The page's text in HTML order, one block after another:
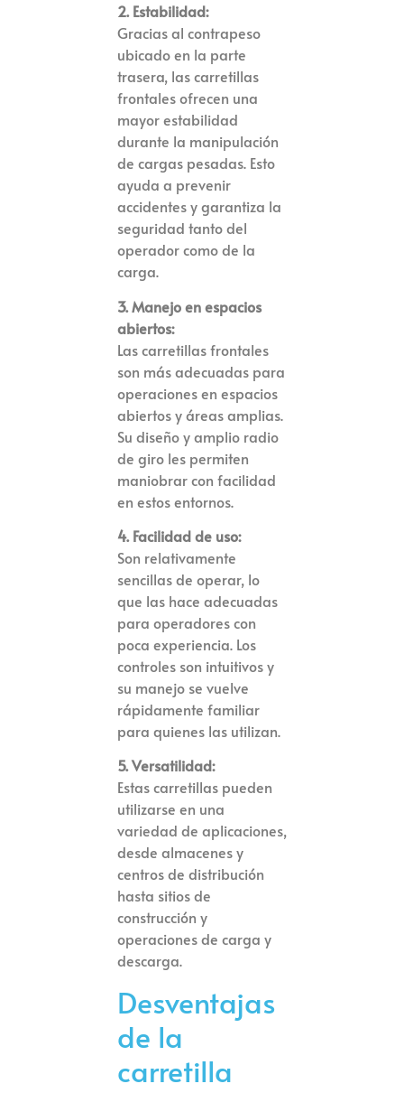
2. Estabilidad:
Gracias al contrapeso
ubicado en la parte
trasera, las carretillas
frontales ofrecen una
mayor estabilidad
durante la manipulación
de cargas pesadas. Esto
ayuda a prevenir
accidentes y garantiza la
seguridad tanto del
operador como de la
carga.
3. Manejo en espacios
abiertos:
Las carretillas frontales
son más adecuadas para
operaciones en espacios
abiertos y áreas amplias.
Su diseño y amplio radio
de giro les permiten
maniobrar con facilidad
en estos entornos.
4. Facilidad de uso:
Son relativamente
sencillas de operar, lo
que las hace adecuadas
para operadores con
poca experiencia. Los
controles son intuitivos y
su manejo se vuelve
rápidamente familiar
para quienes las utilizan.
5. Versatilidad:
Estas carretillas pueden
utilizarse en una
variedad de aplicaciones,
desde almacenes y
centros de distribución
hasta sitios de
construcción y
operaciones de carga y
descarga.
Desventajas
de la
carretilla